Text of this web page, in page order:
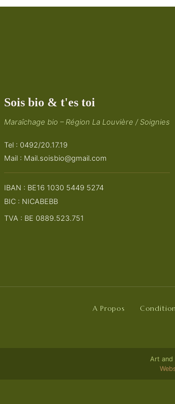
Sois bio & t'es toi
Maraîchage bio – Région La Louvière / Soignies
Tel : 0492/20.17.19
Mail : Mail.soisbio@gmail.com
IBAN : BE16 1030 5449 5274
BIC : NICABEBB
TVA : BE 0889.523.751
A Propos
Art